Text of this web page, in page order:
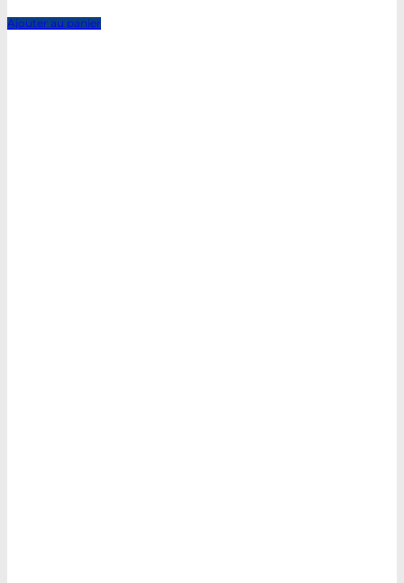
Ajouter au panier